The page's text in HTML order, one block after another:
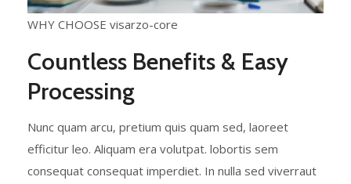
WHY CHOOSE visarzo-core
Countless Benefits & Easy
Processing
Nunc quam arcu, pretium quis quam sed, laoreet
efficitur leo. Aliquam era volutpat. lobortis sem
consequat consequat imperdiet. In nulla sed viverraut